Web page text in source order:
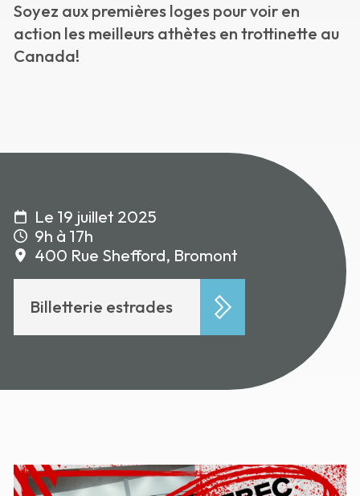
Soyez aux premières loges pour voir en
action les meilleurs athètes en trottinette au
Canada!
Le 19 juillet 2025
9h à 17h
400 Rue Shefford, Bromont
Billetterie estrades